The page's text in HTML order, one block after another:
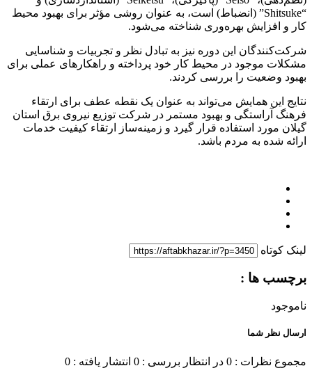
“Shitsuke” (انضباط) است، به عنوان روشی مؤثر برای بهبود محیط
کار و افزایش بهره‌وری شناخته می‌شود.
شرکت‌کنندگان این دوره نیز به تبادل نظر و تجربیات و شناسایی
مشکلات موجود در محیط کار خود پرداخته و راهکارهای عملی برای
بهبود وضعیت را بررسی کردند.
نتایج این همایش می‌تواند به عنوان یک نقطه عطف برای ارتقاء
فرهنگ آراستگی و بهبود مستمر در شرکت توزیع نیروی برق استان
گیلان مورد استفاده قرار گیرد و زمینه‌ساز ارتقاء کیفیت خدمات
ارائه شده به مردم باشد.
لینک کوتاه
برچسب ها :
ناموجود
ارسال نظر شما
مجموع نظرات : 0 در انتظار بررسی : 0 انتشار یافته : 0